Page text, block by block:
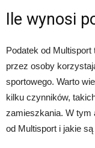
Ile wynosi
Podatek od
przez osoby
sportowego. Warto
kilku czynników,
zamieszkania. W tym
od Multisport i jakie